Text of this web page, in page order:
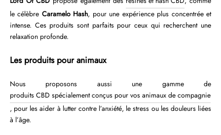
le célèbre Caramelo Hash, pour une expérience plus concentrée et
intense. Ces produits sont parfaits pour ceux qui recherchent une
relaxation profonde.
Les produits pour animaux
Nous proposons aussi une gamme de
produits CBD spécialement conçus pour vos animaux de compagnie
, pour les aider à lutter contre l’anxiété, le stress ou les douleurs liées
à l’âge.